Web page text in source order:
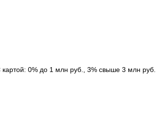
0% до 1 млн руб., 3% свыше 3 млн руб.